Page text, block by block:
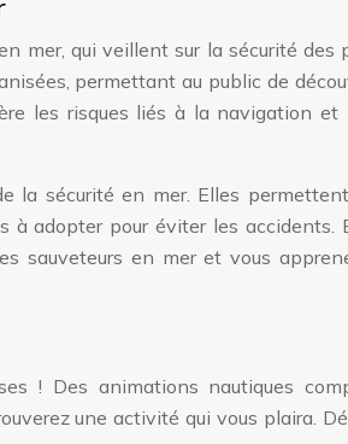
mer, qui veillent sur la sécurité des
permettant au public de
les risques liés à la navigation et
la sécurité en mer. Elles
adopter pour éviter les accidents.
sauveteurs en mer et vous
! Des animations nautiques
une activité qui vous plaira.